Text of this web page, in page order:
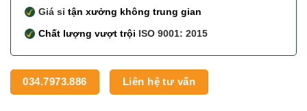
Giá sỉtận xưởng không trung gian
Chất lượng vượt trội ISO 9001: 2015
034.7973.886 Liên hệ tư vấn